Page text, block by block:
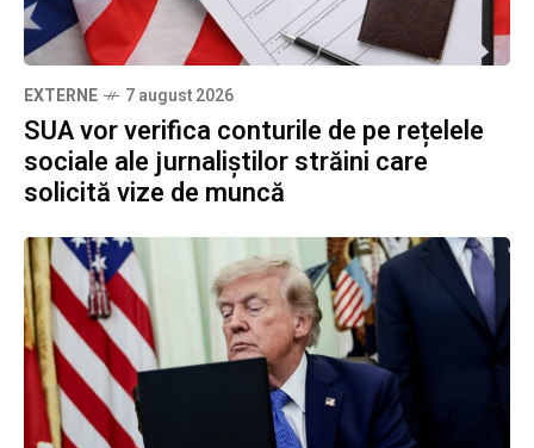
EXTERNE 7 august 2026
SUA vor verifica conturile de pe rețelele
sociale ale jurnaliștilor străini care
solicită vize de muncă